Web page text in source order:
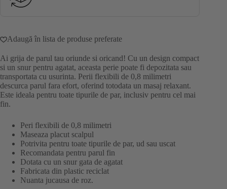
Adaugă în lista de produse preferate
Ai grija de parul tau oriunde si oricand! Cu un design compact
si un snur pentru agatat, aceasta perie poate fi depozitata sau
transportata cu usurinta. Perii flexibili de 0,8 milimetri
descurca parul fara efort, oferind totodata un masaj relaxant.
Este ideala pentru toate tipurile de par, inclusiv pentru cel mai
fin.
Peri flexibili de 0,8 milimetri
Maseaza placut scalpul
Potrivita pentru toate tipurile de par, ud sau uscat
Recomandata pentru parul fin
Dotata cu un snur gata de agatat
Fabricata din plastic reciclat
Nuanta jucausa de roz.